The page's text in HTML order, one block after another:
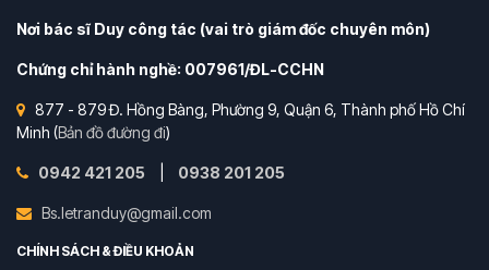
Nơi bác sĩ Duy công tác (vai trò giám đốc chuyên môn)
Chứng chỉ hành nghề: 007961/ĐL-CCHN
877 - 879 Đ. Hồng Bàng, Phường 9, Quận 6, Thành phố Hồ Chí
Minh (Bản đồ đường đi)
0942 421 205 0938 201 205
Bs.letranduy@gmail.com
CHÍNH SÁCH & ĐIỀU KHOẢN